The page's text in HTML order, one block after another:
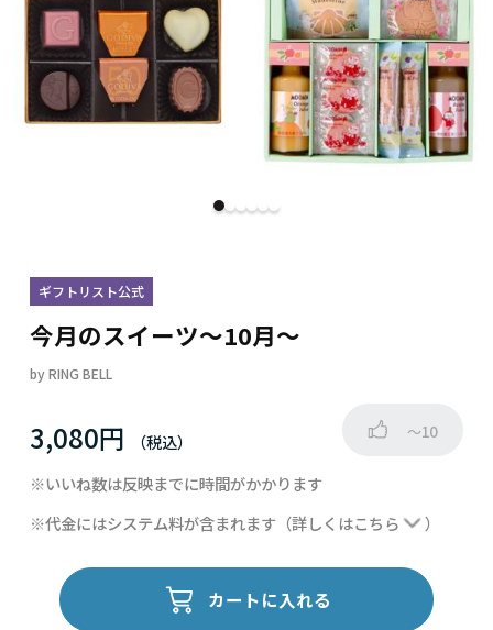
ギフトリスト公式
今月のスイーツ～10月～
byRING BELL
3,080円 ～10
※いいね数は反映までに時間がかかります
※代金にはシステム料が含まれます（詳しくはこちら ）
カートに入れる